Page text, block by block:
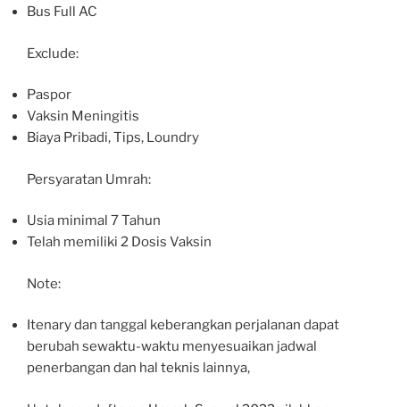
Bus Full AC
Exclude:
Paspor
Vaksin Meningitis
Biaya Pribadi, Tips, Loundry
Persyaratan Umrah:
Usia minimal 7 Tahun
Telah memiliki 2 Dosis Vaksin
Note:
Itenary dan tanggal keberangkan perjalanan dapat
berubah sewaktu-waktu menyesuaikan jadwal
penerbangan dan hal teknis lainnya,